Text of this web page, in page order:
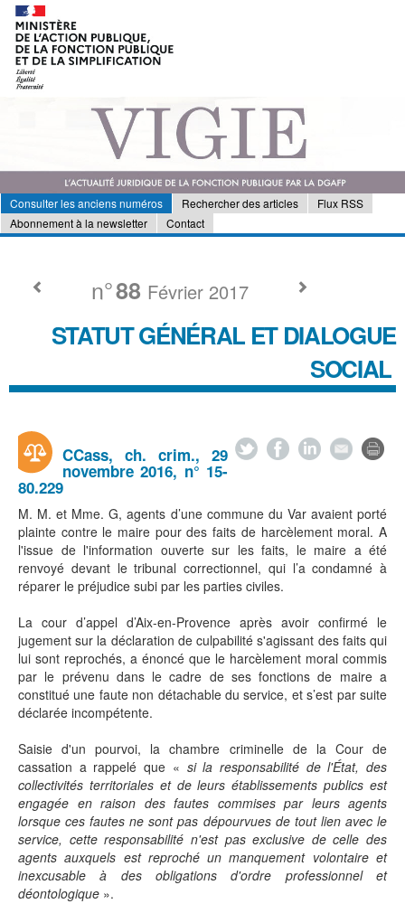
Consulter les anciens numéros Rechercher des articles
Flux RSS
Abonnement à la newsletter
Contact
n°88 Février 2017
STATUT GÉNÉRAL ET DIALOGUE
SOCIAL
CCass, ch. crim., 29
novembre 2016, n° 15-
80.229
M. M. et Mme. G, agents d’une commune du Var avaient porté
plainte contre le maire pour des faits de harcèlement moral. A
l'issue de l'information ouverte sur les faits, le maire a été
renvoyé devant le tribunal correctionnel, qui l’a condamné à
réparer le préjudice subi par les parties civiles.
La cour d’appel d’Aix-en-Provence après avoir confirmé le
jugement sur la déclaration de culpabilité s'agissant des faits qui
lui sont reprochés, a énoncé que le harcèlement moral commis
par le prévenu dans le cadre de ses fonctions de maire a
constitué une faute non détachable du service, et s’est par suite
déclarée incompétente.
Saisie d'un pourvoi, la chambre criminelle de la Cour de
cassation a rappelé que « si la responsabilité de l'État, des
collectivités territoriales et de leurs établissements publics est
engagée en raison des fautes commises par leurs agents
lorsque ces fautes ne sont pas dépourvues de tout lien avec le
service, cette responsabilité n'est pas exclusive de celle des
agents auxquels est reproché un manquement volontaire et
inexcusable à des obligations d'ordre professionnel et
déontologique ».